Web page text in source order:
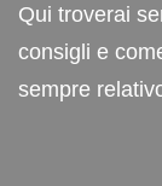
Qui troverai
consigli e
sempre